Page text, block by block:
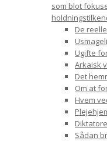
som blot
De
Ugifte
Arkaisk
Det
Om at
Hvem
Sådan